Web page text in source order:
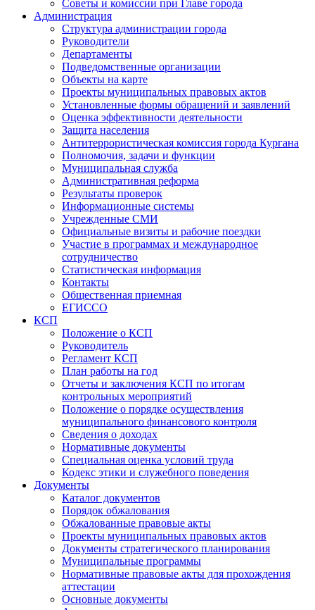
Советы и комиссии при Главе города
Администрация
Структура администрации города
Руководители
Департаменты
Подведомственные организации
Объекты на карте
Проекты муниципальных правовых актов
Установленные формы обращений и заявлений
Оценка эффективности деятельности
Защита населения
Антитеррористическая комиссия города Кургана
Полномочия, задачи и функции
Муниципальная служба
Административная реформа
Результаты проверок
Информационные системы
Учрежденные СМИ
Официальные визиты и рабочие поездки
Участие в программах и международное
сотрудничество
Статистическая информация
Контакты
Общественная приемная
ЕГИССО
КСП
Положение о КСП
Руководитель
Регламент КСП
План работы на год
Отчеты и заключения КСП по итогам
контрольных мероприятий
Положение о порядке осуществления
муниципального финансового контроля
Сведения о доходах
Нормативные документы
Специальная оценка условий труда
Кодекс этики и служебного поведения
Документы
Каталог документов
Порядок обжалования
Обжалованные правовые акты
Проекты муниципальных правовых актов
Документы стратегического планирования
Муниципальные программы
Нормативные правовые акты для прохождения
аттестации
Основные документы